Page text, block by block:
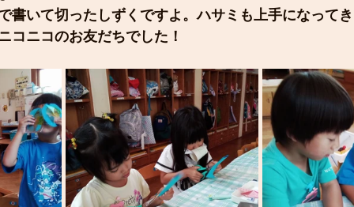
書いて切ったしずくですよ。ハサミも上手になって
コニコのお友だちでした！